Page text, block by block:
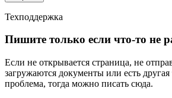
Техподдержка
Пишите только если что-то не
Если не открывается страница, не
загружаются документы или есть другая
проблема, тогда можно писать сюда.